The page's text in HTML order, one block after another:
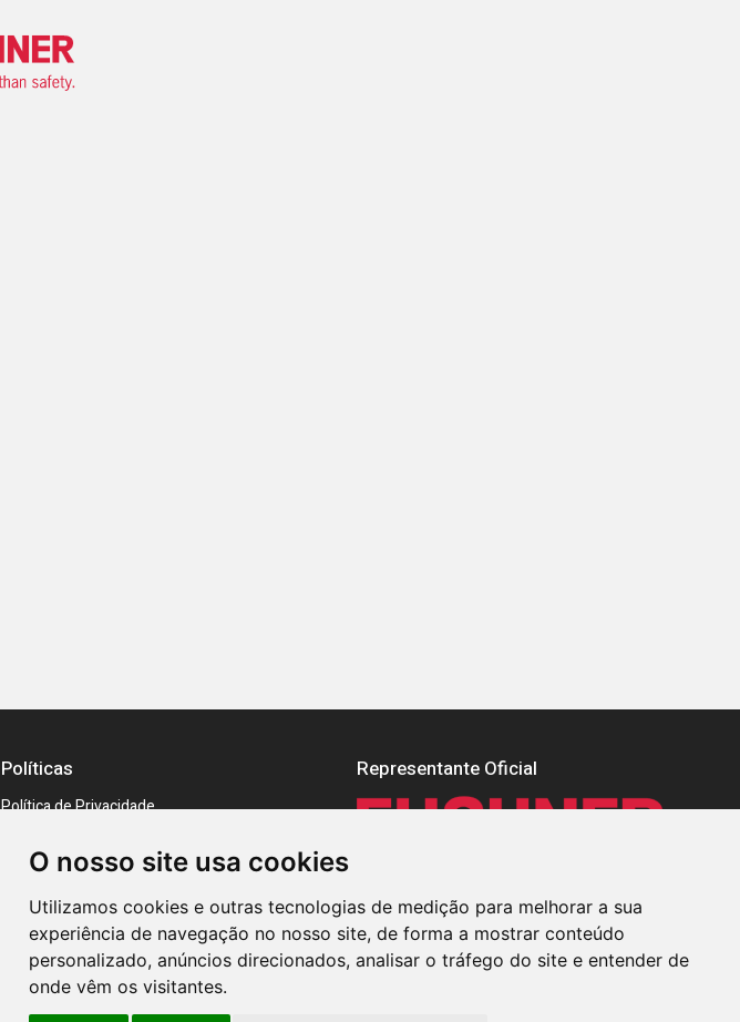
O nosso site usa cookies
Utilizamos cookies e outras tecnologias de medição para melhorar a sua
experiência de navegação no nosso site, de forma a mostrar conteúdo
personalizado, anúncios direcionados, analisar o tráfego do site e entender de
onde vêm os visitantes.
Políticas
Política de Privacidade
RAL e RLL
Representante Oficial